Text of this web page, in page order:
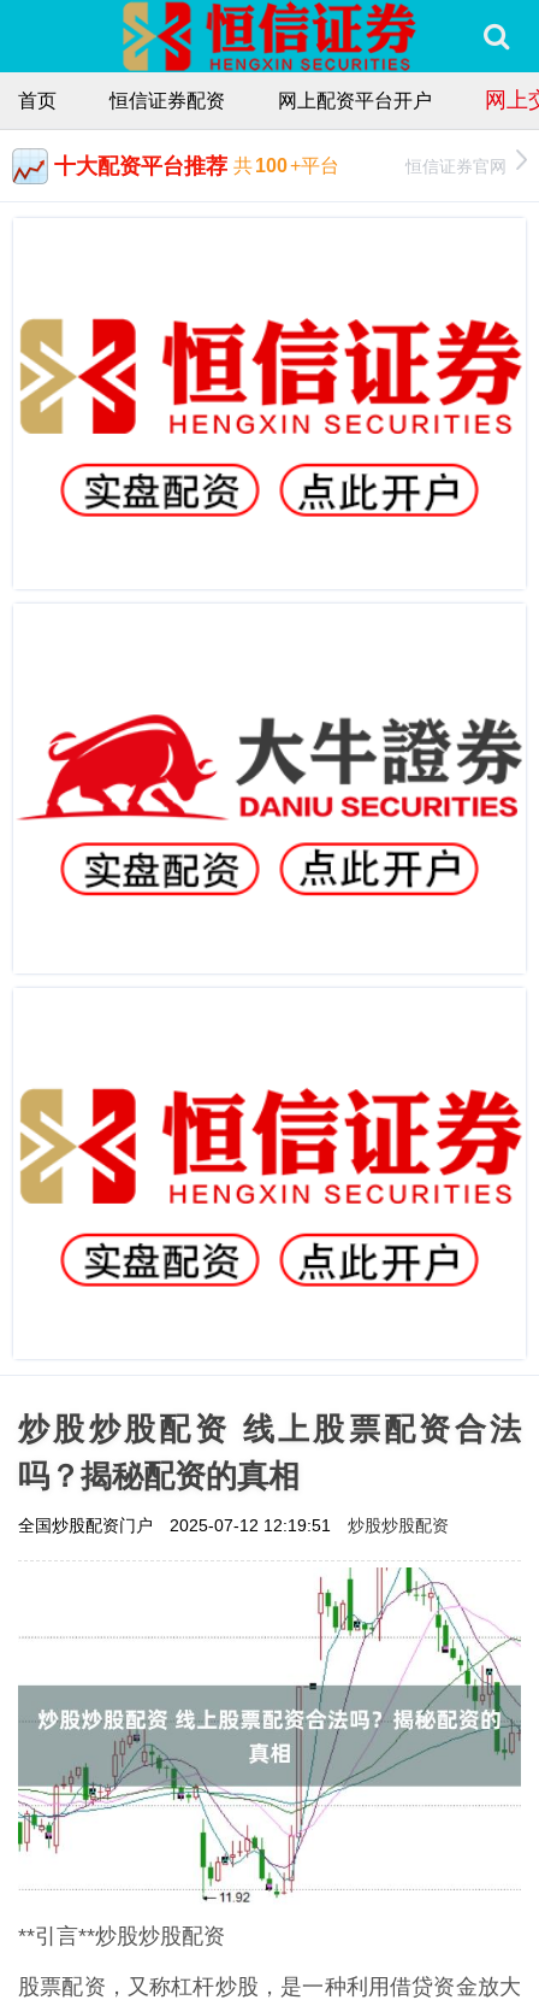
首页 恒信证券配资 网上配资平台开户 网上
十大配资平台推荐 共100+平台 恒信证券官网
炒股炒股配资 线上股票配资合法
吗？揭秘配资的真相
全国炒股配资门户 2025-07-12 12:19:51 炒股炒股配资
**引言**炒股炒股配资
股票配资，又称杠杆炒股，是一种利用借贷资金放大